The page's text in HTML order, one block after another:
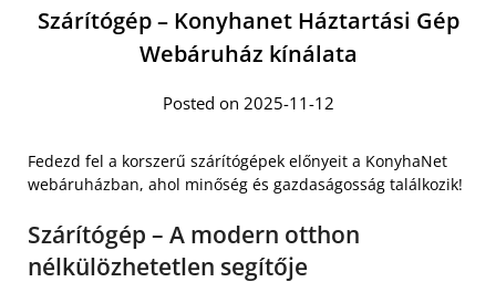
Szárítógép – Konyhanet Háztartási Gép
Webáruház kínálata
Posted on 2025-11-12
Fedezd fel a korszerű szárítógépek előnyeit a KonyhaNet
webáruházban, ahol minőség és gazdaságosság találkozik!
Szárítógép – A modern otthon
nélkülözhetetlen segítője